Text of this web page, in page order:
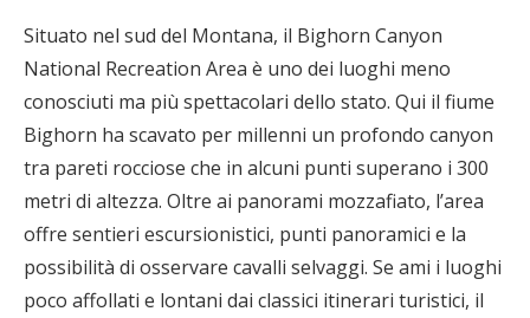
Situato nel sud del Montana, il Bighorn Canyon
National Recreation Area è uno dei luoghi meno
conosciuti ma più spettacolari dello stato. Qui il fiume
Bighorn ha scavato per millenni un profondo canyon
tra pareti rocciose che in alcuni punti superano i 300
metri di altezza. Oltre ai panorami mozzafiato, l’area
offre sentieri escursionistici, punti panoramici e la
possibilità di osservare cavalli selvaggi. Se ami i luoghi
poco affollati e lontani dai classici itinerari turistici, il